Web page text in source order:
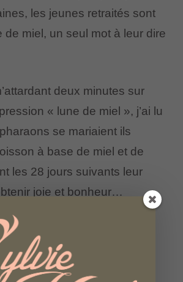
les jeunes retraités sont
de miel, un seul mot à leur dire
deux minutes sur
« lune de miel », j’ai lu
se mariaient ils
à base de miel et de
les 28 jours suivants leur
joie et bonheur…
ce que j’ai envie de
futurs retraités ! Leurs
à eux pour l’entrée en